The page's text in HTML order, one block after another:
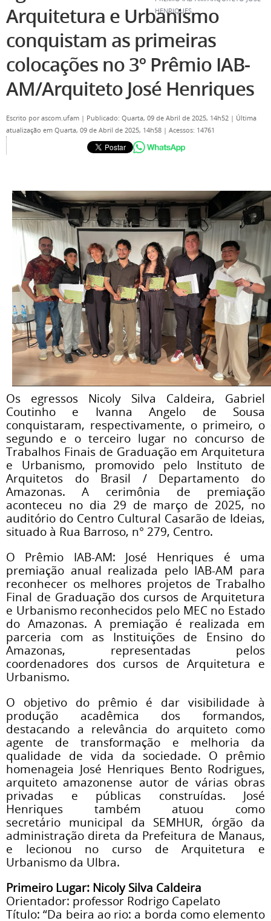
HENRIQUES
Arquitetura e Urbanismo
conquistam as primeiras
colocações no 3º Prêmio IAB-
AM/Arquiteto José Henriques
Escrito porascom.ufam | Publicado: Quarta, 09 de Abril de 2025, 14h52 | Última
atualização em Quarta, 09 de Abril de 2025, 14h58 | Acessos: 14761
Os egressos Nicoly Silva Caldeira, Gabriel
Coutinho e Ivanna Angelo de Sousa
conquistaram, respectivamente, o primeiro, o
segundo e o terceiro lugar no concurso de
Trabalhos Finais de Graduação em Arquitetura
e Urbanismo, promovido pelo Instituto de
Arquitetos do Brasil / Departamento do
Amazonas. A cerimônia de premiação
aconteceu no dia 29 de março de 2025, no
auditório do Centro Cultural Casarão de Ideias,
situado à Rua Barroso, n° 279, Centro.
O Prêmio IAB-AM: José Henriques é uma
premiação anual realizada pelo IAB-AM para
reconhecer os melhores projetos de Trabalho
Final de Graduação dos cursos de Arquitetura
e Urbanismo reconhecidos pelo MEC no Estado
do Amazonas. A premiação é realizada em
parceria com as Instituições de Ensino do
Amazonas, representadas pelos
coordenadores dos cursos de Arquitetura e
Urbanismo.
O objetivo do prêmio é dar visibilidade à
produção acadêmica dos formandos,
destacando a relevância do arquiteto como
agente de transformação e melhoria da
qualidade de vida da sociedade. O prêmio
homenageia José Henriques Bento Rodrigues,
arquiteto amazonense autor de várias obras
privadas e públicas construídas. José
Henriques também atuou como
secretário municipal da SEMHUR, órgão da
administração direta da Prefeitura de Manaus,
e lecionou no curso de Arquitetura e
Urbanismo da Ulbra.
Primeiro Lugar: Nicoly Silva Caldeira
Orientador: professor Rodrigo Capelato
Título: “Da beira ao rio: a borda como elemento